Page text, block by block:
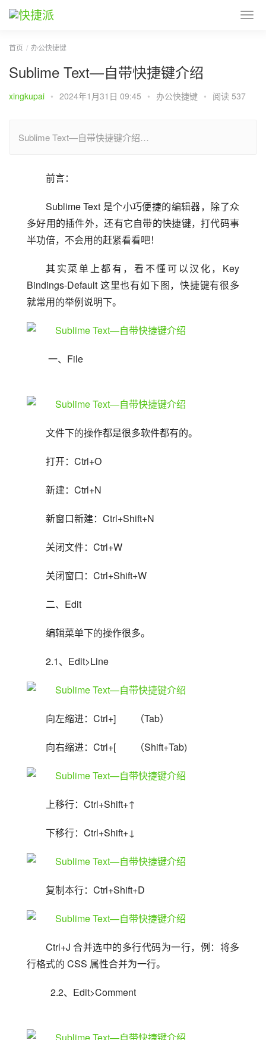
首页 办公快捷键
Sublime Text—自带快捷键介绍
xingkupai • 2024年1月31日 09:45 • 办公快捷键 • 阅读 537
Sublime Text—自带快捷键介绍…
前言：
Sublime Text 是个小巧便捷的编辑器，除了众
多好用的插件外，还有它自带的快捷键，打代码事
半功倍，不会用的赶紧看看吧！
其实菜单上都有，看不懂可以汉化，Key
Bindings-Default 这里也有如下图，快捷键有很多
就常用的举例说明下。
一、File
文件下的操作都是很多软件都有的。
打开：Ctrl+O
新建：Ctrl+N
新窗口新建：Ctrl+Shift+N
关闭文件：Ctrl+W
关闭窗口：Ctrl+Shift+W
二、Edit
编辑菜单下的操作很多。
2.1、Edit>Line
向左缩进：Ctrl+]　　（Tab）
向右缩进：Ctrl+[　　（Shift+Tab)
上移行：Ctrl+Shift+↑
下移行：Ctrl+Shift+↓
复制本行：Ctrl+Shift+D
Ctrl+J 合并选中的多行代码为一行，例：将多
行格式的 CSS 属性合并为一行。
  2.2、Edit>Comment